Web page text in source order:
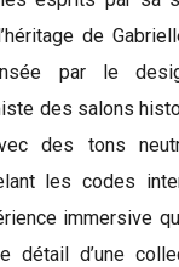
de
par le
des salons
des tons
les codes
immersive
détail d’une